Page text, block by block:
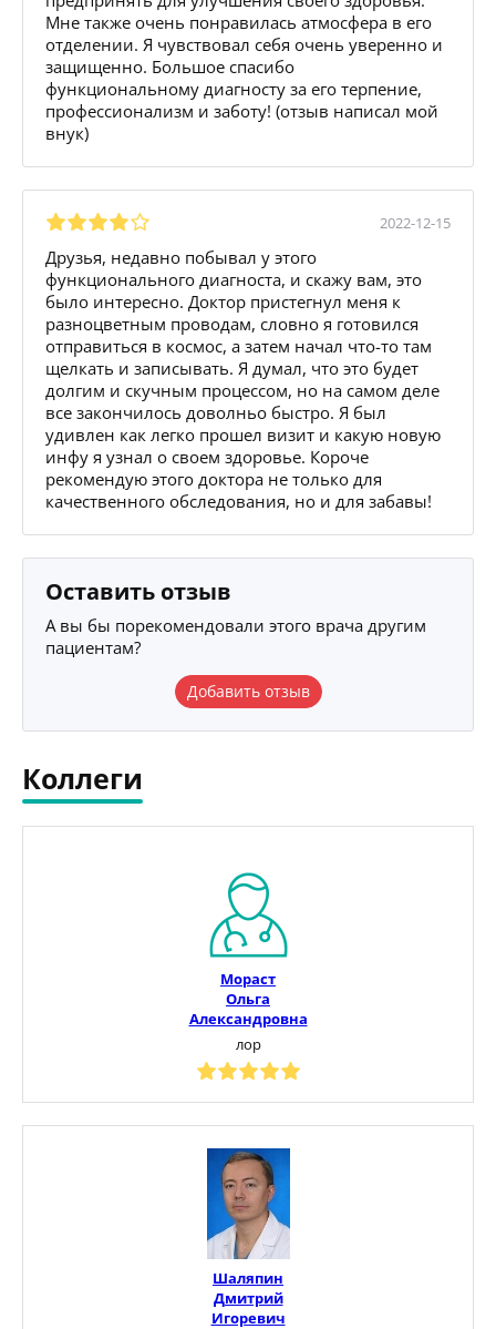
Мне также очень понравилась атмосфера в его
отделении. Я чувствовал себя очень уверенно и
защищенно. Большое спасибо
функциональному диагносту за его терпение,
профессионализм и заботу! (отзыв написал мой
внук)
2022-12-15
Друзья, недавно побывал у этого
функционального диагноста, и скажу вам, это
было интересно. Доктор пристегнул меня к
разноцветным проводам, словно я готовился
отправиться в космос, а затем начал что-то там
щелкать и записывать. Я думал, что это будет
долгим и скучным процессом, но на самом деле
все закончилось доволньо быстро. Я был
удивлен как легко прошел визит и какую новую
инфу я узнал о своем здоровье. Короче
рекомендую этого доктора не только для
качественного обследования, но и для забавы!
Оставить отзыв
А вы бы порекомендовали этого врача другим
пациентам?
Добавить отзыв
Коллеги
Мораст
Ольга
Александровна
лор
Шаляпин
Дмитрий
Игоревич